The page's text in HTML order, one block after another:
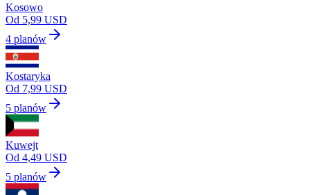
Kosowo
Od 5,99 USD
4 planów
Kostaryka
Od 7,99 USD
5 planów
Kuwejt
Od 4,49 USD
5 planów